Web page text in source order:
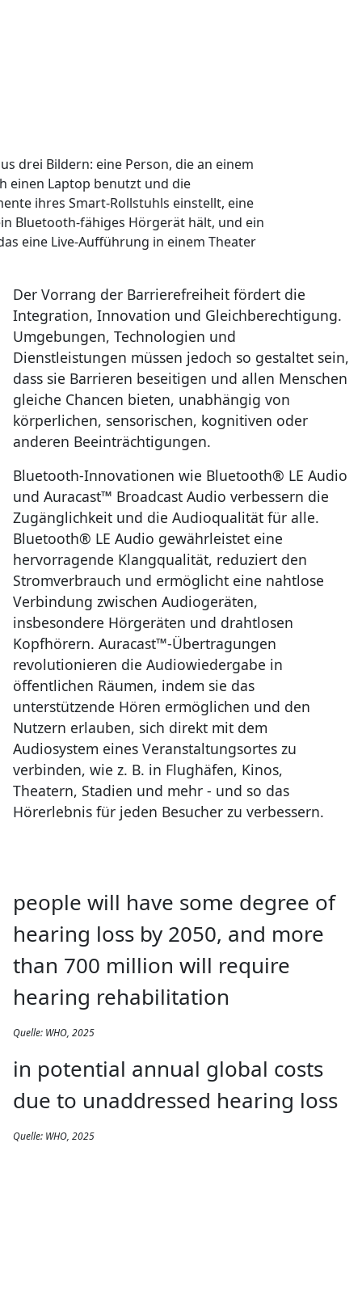
Der Vorrang der Barrierefreiheit fördert die
Integration, Innovation und Gleichberechtigung.
Umgebungen, Technologien und
Dienstleistungen müssen jedoch so gestaltet sein,
dass sie Barrieren beseitigen und allen Menschen
gleiche Chancen bieten, unabhängig von
körperlichen, sensorischen, kognitiven oder
anderen Beeinträchtigungen.
Bluetooth-Innovationen wie Bluetooth® LE Audio
und Auracast™ Broadcast Audio verbessern die
Zugänglichkeit und die Audioqualität für alle.
Bluetooth® LE Audio gewährleistet eine
hervorragende Klangqualität, reduziert den
Stromverbrauch und ermöglicht eine nahtlose
Verbindung zwischen Audiogeräten,
insbesondere Hörgeräten und drahtlosen
Kopfhörern. Auracast™-Übertragungen
revolutionieren die Audiowiedergabe in
öffentlichen Räumen, indem sie das
unterstützende Hören ermöglichen und den
Nutzern erlauben, sich direkt mit dem
Audiosystem eines Veranstaltungsortes zu
verbinden, wie z. B. in Flughäfen, Kinos,
Theatern, Stadien und mehr - und so das
Hörerlebnis für jeden Besucher zu verbessern.
people will have some degree of
hearing loss by 2050, and more
than 700 million will require
hearing rehabilitation
Quelle: WHO, 2025
in potential annual global costs
due to unaddressed hearing loss
Quelle: WHO, 2025